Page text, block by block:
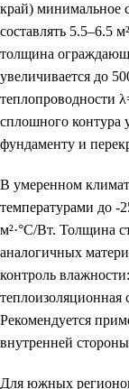
край) минимальное
составлять 5.5–6.5
толщина
увеличивается до
теплопроводности
сплошного контура
фундаменту и
В умеренном
температурами до -
м²·°C/Вт. Толщина
аналогичных
контроль
теплоизоляционная
Рекомендуется
внутренней
Для южных